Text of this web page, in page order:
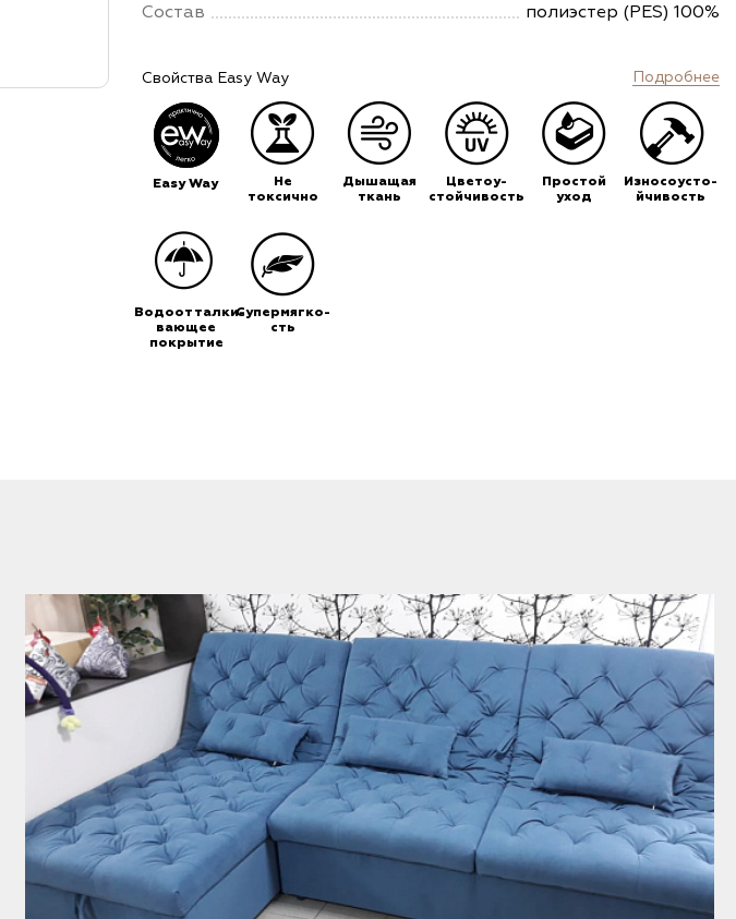
Состав
полиэстер (PES) 100%
Свойства Easy Way Подробнее
Easy Way
Не
токсично
Дышащая
ткань
Цветоу-
стойчивость
Простой
уход
Износоусто-
йчивость
Водоотталки-
вающее
покрытие
Супермягко-
сть